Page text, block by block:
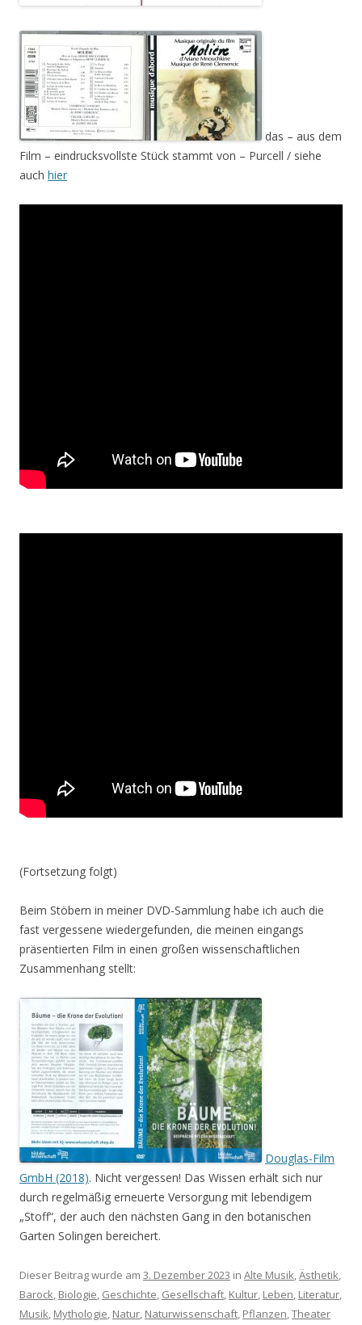
das – aus dem
Film – eindrucksvollste Stück stammt von – Purcell / siehe
auch hier
(Fortsetzung folgt)
Beim Stöbern in meiner DVD-Sammlung habe ich auch die
fast vergessene wiedergefunden, die meinen eingangs
präsentierten Film in einen großen wissenschaftlichen
Zusammenhang stellt:
Douglas-Film
GmbH (2018). Nicht vergessen! Das Wissen erhält sich nur
durch regelmäßig erneuerte Versorgung mit lebendigem
„Stoff“, der auch den nächsten Gang in den botanischen
Garten Solingen bereichert.
Dieser Beitrag wurde am 3. Dezember 2023 in Alte Musik,Ästhetik,
Barock, Biologie, Geschichte, Gesellschaft, Kultur, Leben, Literatur,
Musik, Mythologie, Natur, Naturwissenschaft, Pflanzen,Theater